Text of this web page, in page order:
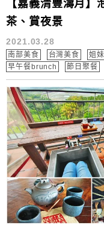
【嘉義清豐濤月
茶、賞夜景
2021.03.28
南部美食 台灣美食 姐
早午餐brunch
節日聚餐